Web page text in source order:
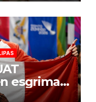
esgrima
2026